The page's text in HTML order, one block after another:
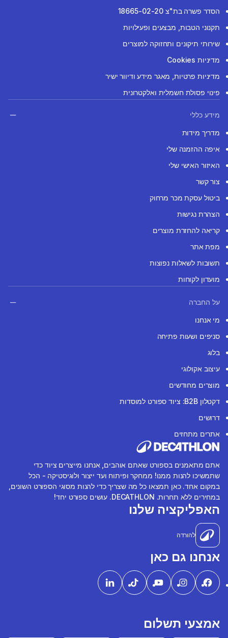
הסדר פשרה בת"צ 18665-02-20
תקנוני הטבות, מבצעים ופעילויות
שירותי תיקונים ותחזוקה למוצרים
מדיניות Cookies
מדיניות פרטיות, מאגר מידע ודיוור ישיר
פינוי פסולת חשמלית ואלקטרונית
מידע כללי
מדריך מידות
איפה ההזמנה שלי
האיזור האישי שלי
צור קשר
ביטול עסקת מכר מרחוק
הצהרת נגישות
קריאה להחזרת מוצרים
מפת אתר
תשובות לשאלות נפוצות
מועדון לקוחות
על החברה
מי אנחנו
סניפים ושעות פתיחה
בלוג
עיצוב אקולוגי
מוצרים מחודשים
דקטלון B2B: ציוד ספורט למוסדות
דרושים
אתרים מתחזים
אתם מתאמנים בספורט שאתם אוהבים, אנחנו מייצרים ציוד כדי
שתמשיכו להנות ממנו! ממחקר ופיתוח ועד ייצור ולוגיסטיקה - הכל
במקום אחד. כאן תמצאו כל מה שצריך כדי להנות מסוגי הספורט השונים,
במחירים ללא תחרות. DECATHLON. עושים ספורט יחד!
האפליקציה שלנו
להורדה
אנחנו גם כאן
אמצעי תשלום